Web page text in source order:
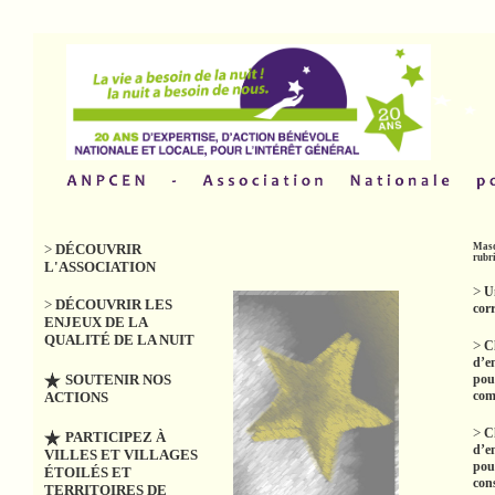
> DÉCOUVRIR
L'ASSOCIATION
> DÉCOUVRIR LES
ENJEUX DE LA
QUALITÉ DE LA NUIT
SOUTENIR NOS
ACTIONS
PARTICIPEZ À
VILLES ET VILLAGES
ÉTOILÉS ET
TERRITOIRES DE
>
>
>